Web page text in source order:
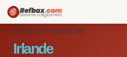
Champ lexical de
Irlande
Panneau de gestion des cookies